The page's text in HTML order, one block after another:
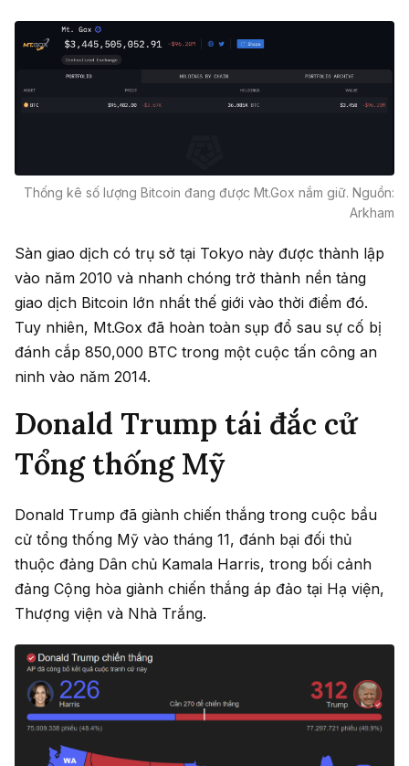
Thống kê số lượng Bitcoin đang được Mt.Gox nắm giữ. Nguồn:
Arkham
Sàn giao dịch có trụ sở tại Tokyo này được thành lập
vào năm 2010 và nhanh chóng trở thành nền tảng
giao dịch Bitcoin lớn nhất thế giới vào thời điểm đó.
Tuy nhiên, Mt.Gox đã hoàn toàn sụp đổ sau sự cố bị
đánh cắp 850,000 BTC trong một cuộc tấn công an
ninh vào năm 2014.
Donald Trump tái đắc cử
Tổng thống Mỹ
Donald Trump đã giành chiến thắng trong cuộc bầu
cử tổng thống Mỹ vào tháng 11, đánh bại đối thủ
thuộc đảng Dân chủ Kamala Harris, trong bối cảnh
đảng Cộng hòa giành chiến thắng áp đảo tại Hạ viện,
Thượng viện và Nhà Trắng.